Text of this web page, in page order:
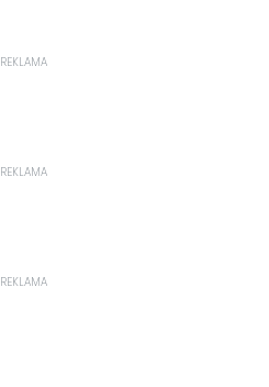
REKLAMA
REKLAMA
REKLAMA